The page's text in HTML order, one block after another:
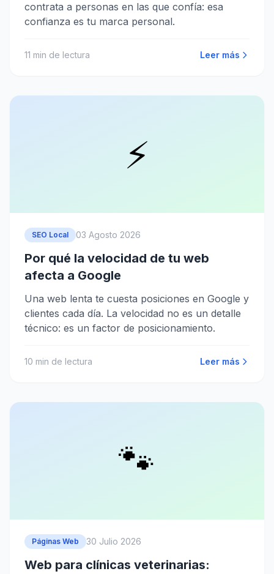
contrata a personas en las que confía: esa
confianza es tu marca personal.
11 min de lectura Leer más
⚡
SEO Local 03 Agosto 2026
Por qué la velocidad de tu web
afecta a Google
Una web lenta te cuesta posiciones en Google y
clientes cada día. La velocidad no es un detalle
técnico: es un factor de posicionamiento.
10 min de lectura Leer más
🐾
Páginas Web 30 Julio 2026
Web para clínicas veterinarias: